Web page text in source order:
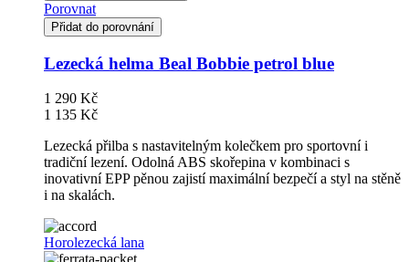
Porovnat
Přidat do porovnání
Lezecká helma Beal Bobbie petrol blue
1 290 Kč
1 135 Kč
Lezecká přilba s nastavitelným kolečkem pro sportovní i
tradiční lezení. Odolná ABS skořepina v kombinaci s
inovativní EPP pěnou zajistí maximální bezpečí a styl na stěně
i na skalách.
Horolezecká lana